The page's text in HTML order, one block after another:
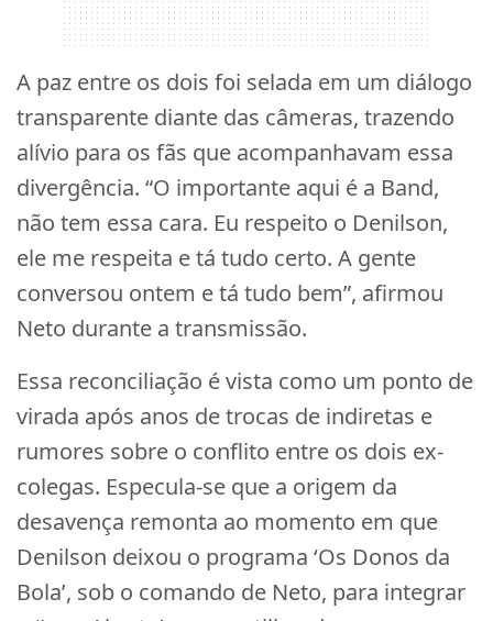
A paz entre os dois foi selada em um diálogo
transparente diante das câmeras, trazendo
alívio para os fãs que acompanhavam essa
divergência. “O importante aqui é a Band,
não tem essa cara. Eu respeito o Denilson,
ele me respeita e tá tudo certo. A gente
conversou ontem e tá tudo bem”, afirmou
Neto durante a transmissão.
Essa reconciliação é vista como um ponto de
virada após anos de trocas de indiretas e
rumores sobre o conflito entre os dois ex-
colegas. Especula-se que a origem da
desavença remonta ao momento em que
Denilson deixou o programa ‘Os Donos da
Bola’, sob o comando de Neto, para integrar